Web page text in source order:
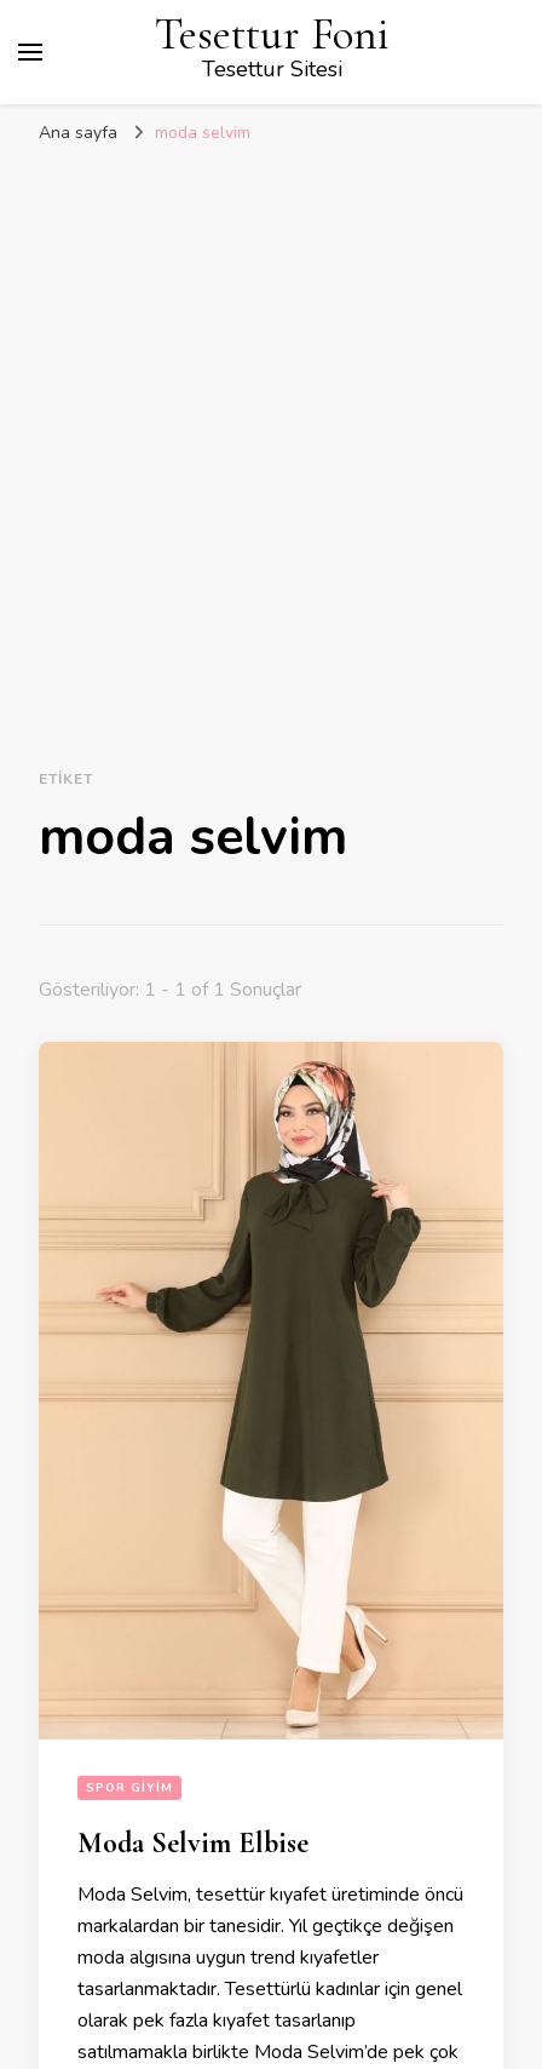
Tesettur Foni
Tesettur Sitesi
Ana sayfa moda selvim
ETIKET
moda selvim
Gösteriliyor: 1 - 1 of 1 Sonuçlar
SPOR GIYIM
Moda Selvim Elbise
Moda Selvim, tesettür kıyafet üretiminde öncü
markalardan bir tanesidir. Yıl geçtikçe değişen
moda algısına uygun trend kıyafetler
tasarlanmaktadır. Tesettürlü kadınlar için genel
olarak pek fazla kıyafet tasarlanıp
satılmamakla birlikte Moda Selvim’de pek çok